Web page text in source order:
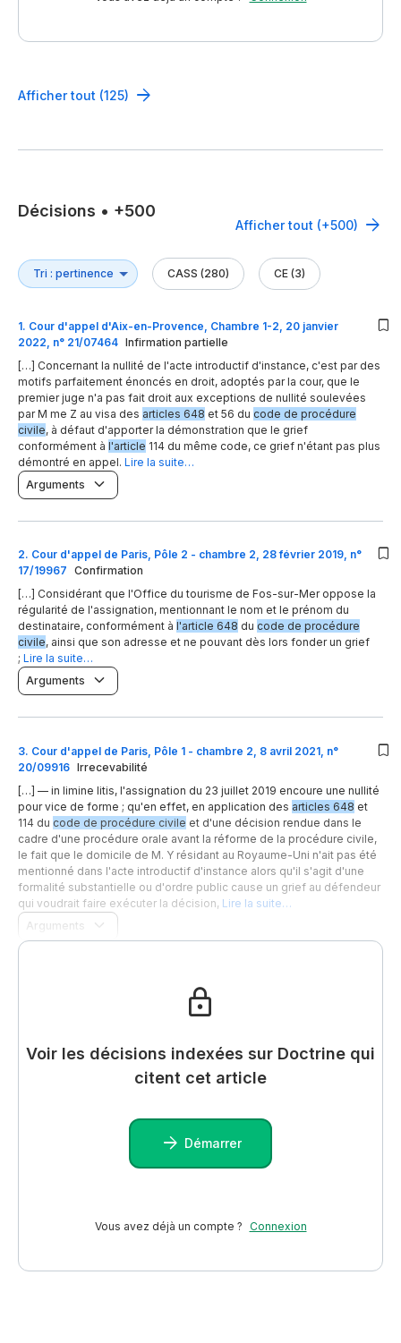
Afficher tout (125)
Décisions • +500
Afficher tout (+500)
CASS (280) CE (3)
1. Cour d'appel d'Aix-en-Provence, Chambre 1-2, 20 janvier
2022, n° 21/07464 Infirmation partielle
[…] Concernant la nullité de l'acte introductif d'instance, c'est par des
motifs parfaitement énoncés en droit, adoptés par la cour, que le
premier juge n'a pas fait droit aux exceptions de nullité soulevées
par M me Z au visa des articles 648 et 56 du code de procédure
civile, à défaut d'apporter la démonstration que le grief
conformément à l'article 114 du même code, ce grief n'étant pas plus
démontré en appel. Lire la suite…
Arguments
2. Cour d'appel de Paris, Pôle 2 - chambre 2, 28 février 2019, n°
17/19967 Confirmation
[…] Considérant que l'Office du tourisme de Fos-sur-Mer oppose la
régularité de l'assignation, mentionnant le nom et le prénom du
destinataire, conformément à l'article 648 du code de procédure
civile, ainsi que son adresse et ne pouvant dès lors fonder un grief
; Lire la suite…
Arguments
3. Cour d'appel de Paris, Pôle 1 - chambre 2, 8 avril 2021, n°
20/09916 Irrecevabilité
[…] — in limine litis, l'assignation du 23 juillet 2019 encoure une nullité
pour vice de forme ; qu'en effet, en application des articles 648 et
114 du code de procédure civile et d'une décision rendue dans le
cadre d'une procédure orale avant la réforme de la procédure civile,
le fait que le domicile de M. Y résidant au Royaume-Uni n'ait pas été
mentionné dans l'acte introductif d'instance alors qu'il s'agit d'une
formalité substantielle ou d'ordre public cause un grief au défendeur
qui voudrait faire exécuter la décision, Lire la suite…
Arguments
Voir les décisions indexées sur Doctrine qui
citent cet article
Démarrer
Vous avez déjà un compte ? Connexion